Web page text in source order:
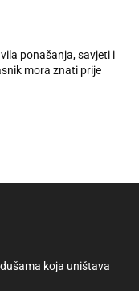
ponašanja, savjeti i
mora znati prije
koja uništava